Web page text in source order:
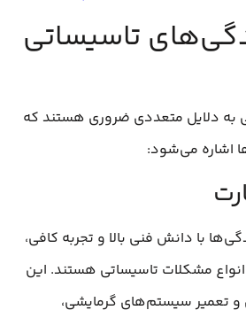
تاسیساتی
به دلایل متعددی ضروری هستند که
اشاره می‌شود:
با دانش فنی بالا و تجربه کافی،
مشکلات تاسیساتی هستند. این
تعمیر سیستم‌های گرمایشی،